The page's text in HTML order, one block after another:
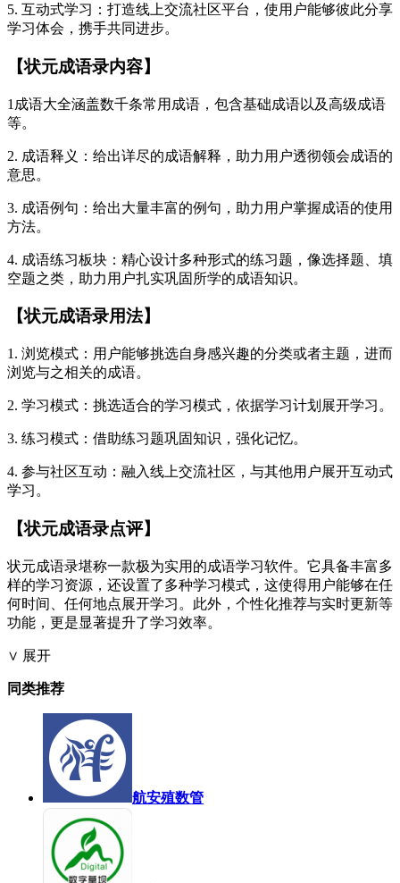
5. 互动式学习：打造线上交流社区平台，使用户能够彼此分享
学习体会，携手共同进步。
【状元成语录内容】
1成语大全涵盖数千条常用成语，包含基础成语以及高级成语
等。
2. 成语释义：给出详尽的成语解释，助力用户透彻领会成语的
意思。
3. 成语例句：给出大量丰富的例句，助力用户掌握成语的使用
方法。
4. 成语练习板块：精心设计多种形式的练习题，像选择题、填
空题之类，助力用户扎实巩固所学的成语知识。
【状元成语录用法】
1. 浏览模式：用户能够挑选自身感兴趣的分类或者主题，进而
浏览与之相关的成语。
2. 学习模式：挑选适合的学习模式，依据学习计划展开学习。
3. 练习模式：借助练习题巩固知识，强化记忆。
4. 参与社区互动：融入线上交流社区，与其他用户展开互动式
学习。
【状元成语录点评】
状元成语录堪称一款极为实用的成语学习软件。它具备丰富多
样的学习资源，还设置了多种学习模式，这使得用户能够在任
何时间、任何地点展开学习。此外，个性化推荐与实时更新等
功能，更是显著提升了学习效率。
∨ 展开
同类推荐
航安殖数管